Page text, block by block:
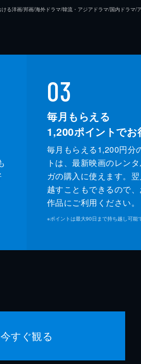
る洋画/邦画/海外ドラマ/韓流・アジアドラマ/国内ドラマ/
03
毎月もらえる
1,200ポイントでお
毎月もらえる1,200円分
トは、最新映画のレン
ガの購入に使えます。
越すこともできるので
作品にご利用ください。
※ポイントは最大90日まで持ち越し可能
今すぐ観る